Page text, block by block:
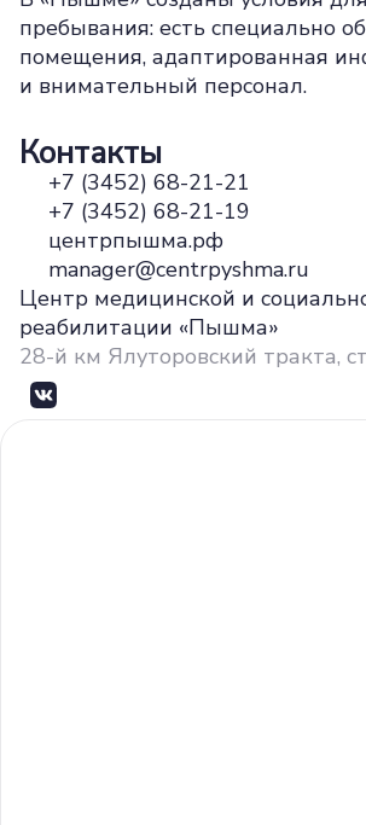
пребывания: есть специально
помещения, адаптированная
и внимательный персонал.
Контакты
+7 (3452) 68-21-21
+7 (3452) 68-21-19
центрпышма.рф
manager@centrpyshma.ru
Центр медицинской и
реабилитации «Пышма»
28-й км ​Ялуторовский тракта,